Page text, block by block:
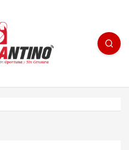
medios/noticias/editorial